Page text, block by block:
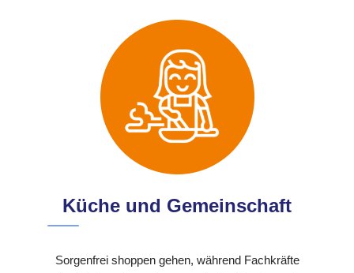
Küche und Gemeinschaft
Sorgenfrei shoppen gehen, während Fachkräfte